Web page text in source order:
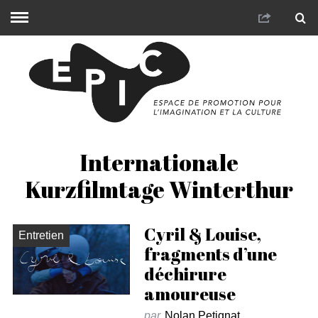
Internationale
Kurzfilmtage Winterthur
Entretien
Cyril & Louise,
fragments d’une
déchirure
amoureuse
par Nolan Petignat